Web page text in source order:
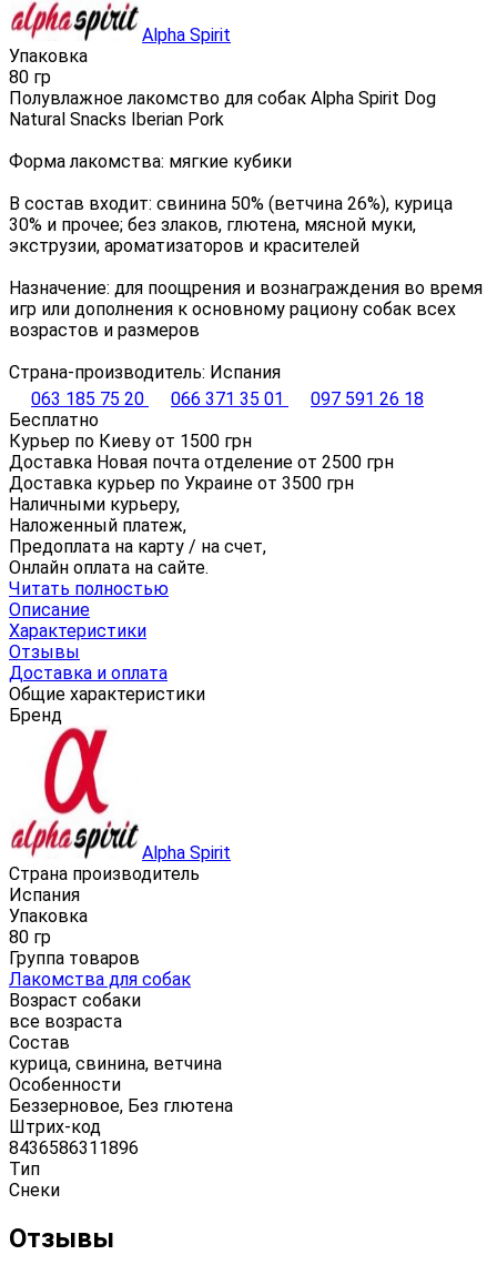
Alpha Spirit
Упаковка
80 гр
Полувлажное лакомство для собак Alpha Spirit Dog
Natural Snacks Iberian Pork
Форма лакомства: мягкие кубики
В состав входит: свинина 50% (ветчина 26%), курица
30% и прочее; без злаков, глютена, мясной муки,
экструзии, ароматизаторов и красителей
Назначение: для поощрения и вознаграждения во время
игр или дополнения к основному рациону собак всех
возрастов и размеров
Страна-производитель: Испания
063 185 75 20
066 371 35 01
097 591 26 18
Бесплатно
Курьер по Киеву от 1500 грн
Доставка Новая почта отделение от 2500 грн
Доставка курьер по Украине от 3500 грн
Наличными курьеру,
Наложенный платеж,
Предоплата на карту / на счет,
Онлайн оплата на сайте.
Читать полностью
Описание
Характеристики
Отзывы
Доставка и оплата
Общие характеристики
Бренд
Alpha Spirit
Страна производитель
Испания
Упаковка
80 гр
Группа товаров
Лакомства для собак
Возраст собаки
все возраста
Состав
курица, свинина, ветчина
Особенности
Беззерновое, Без глютена
Штрих-код
8436586311896
Тип
Снеки
Отзывы